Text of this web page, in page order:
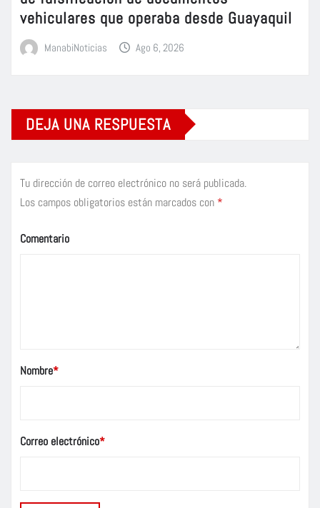
vehiculares que operaba desde Guayaquil
ManabiNoticias Ago 6, 2026
DEJA UNA RESPUESTA
Tu dirección de correo electrónico no será publicada.
Los campos obligatorios están marcados con *
Comentario
Nombre*
Correo electrónico*